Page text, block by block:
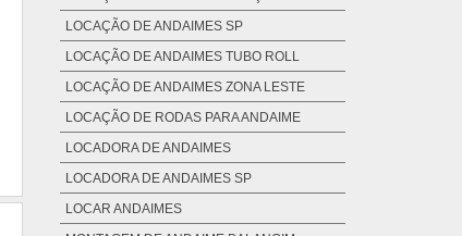
LOCAÇÃO DE ANDAIMES SP
LOCAÇÃO DE ANDAIMES TUBO ROLL
LOCAÇÃO DE ANDAIMES ZONA LESTE
LOCAÇÃO DE RODAS PARA ANDAIME
LOCADORA DE ANDAIMES
LOCADORA DE ANDAIMES SP
LOCAR ANDAIMES